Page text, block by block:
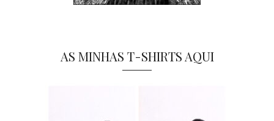
AS MINHAS T-SHIRTS AQUI